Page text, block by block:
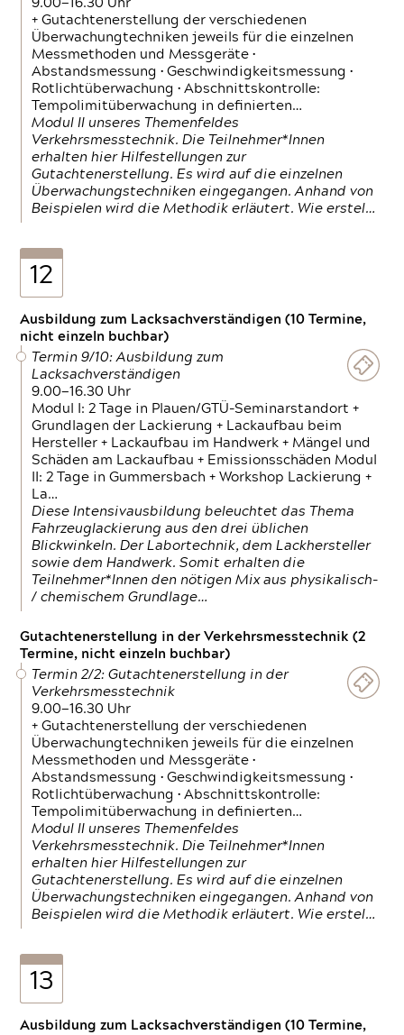
9.00—16.30 Uhr
+ Gutachtenerstellung der verschiedenen
Überwachungtechniken jeweils für die einzelnen
Messmethoden und Messgeräte •
Abstandsmessung • Geschwindigkeitsmessung •
Rotlichtüberwachung • Abschnittskontrolle:
Tempolimitüberwachung in definierten…
Modul II unseres Themenfeldes
Verkehrsmesstechnik. Die Teilnehmer*Innen
erhalten hier Hilfestellungen zur
Gutachtenerstellung. Es wird auf die einzelnen
Überwachungstechniken eingegangen. Anhand von
Beispielen wird die Methodik erläutert. Wie erstel…
12
Ausbildung zum Lacksachverständigen (10 Termine,
nicht einzeln buchbar)
Termin 9/10: Ausbildung zum
Lacksachverständigen
9.00—16.30 Uhr
Modul I: 2 Tage in Plauen/GTÜ-Seminarstandort +
Grundlagen der Lackierung + Lackaufbau beim
Hersteller + Lackaufbau im Handwerk + Mängel und
Schäden am Lackaufbau + Emissionsschäden Modul
II: 2 Tage in Gummersbach + Workshop Lackierung +
La…
Diese Intensivausbildung beleuchtet das Thema
Fahrzeuglackierung aus den drei üblichen
Blickwinkeln. Der Labortechnik, dem Lackhersteller
sowie dem Handwerk. Somit erhalten die
Teilnehmer*Innen den nötigen Mix aus physikalisch-
/ chemischem Grundlage…
Gutachtenerstellung in der Verkehrsmesstechnik (2
Termine, nicht einzeln buchbar)
Termin 2/2: Gutachtenerstellung in der
Verkehrsmesstechnik
9.00—16.30 Uhr
+ Gutachtenerstellung der verschiedenen
Überwachungtechniken jeweils für die einzelnen
Messmethoden und Messgeräte •
Abstandsmessung • Geschwindigkeitsmessung •
Rotlichtüberwachung • Abschnittskontrolle:
Tempolimitüberwachung in definierten…
Modul II unseres Themenfeldes
Verkehrsmesstechnik. Die Teilnehmer*Innen
erhalten hier Hilfestellungen zur
Gutachtenerstellung. Es wird auf die einzelnen
Überwachungstechniken eingegangen. Anhand von
Beispielen wird die Methodik erläutert. Wie erstel…
13
Ausbildung zum Lacksachverständigen (10 Termine,